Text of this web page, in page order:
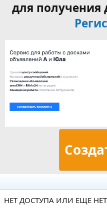
для получения
НЕТ ДОСТУПА ИЛИ ЕЩЕ